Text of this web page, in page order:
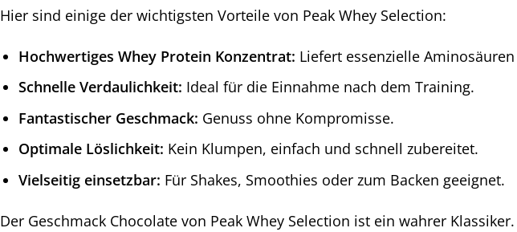
Hier sind einige der wichtigsten Vorteile von Peak Whey Selection:
Hochwertiges Whey Protein Konzentrat: Liefert essenzielle
Schnelle Verdaulichkeit: Ideal für die Einnahme nach dem Training.
Fantastischer Geschmack: Genuss ohne Kompromisse.
Optimale Löslichkeit: Kein Klumpen, einfach und schnell zubereitet.
Vielseitig einsetzbar: Für Shakes, Smoothies oder zum Backen geeignet.
Der Geschmack Chocolate von Peak Whey Selection ist ein wahrer